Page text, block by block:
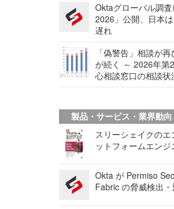
Oktaグローバル調
2026」公開、日本
遅れ
「偽警告」相談が
が続く ～ 2026年第
心相談窓口の相談状
製品・サービス・業界動向
スリーシェイクの
ットフォームエン
Okta が Permiso
Fabric の脅威検出